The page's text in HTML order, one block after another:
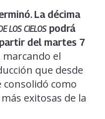
La décima
LOS CIELOSpodrá
del martes 7
marcando el
que desde
consolidó como
exitosas de la